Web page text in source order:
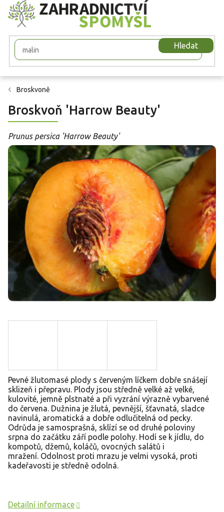
Přejít
na
obsah
Hledat
Broskvoně
Broskvoň 'Harrow Beauty'
Prunus persica 'Harrow Beauty'
Pevné žlutomasé plody s červeným líčkem dobře snášejí
sklizeň i přepravu. Plody jsou středně velké až velké,
kulovité, jemně plstnaté a při vyzrání výrazně vybarvené
do červena. Dužnina je žlutá, pevnější, šťavnatá, sladce
navinulá, aromatická a dobře odlučitelná od pecky.
Odrůda je samosprašná, sklízí se od druhé poloviny
srpna do začátku září podle polohy. Hodí se k jídlu, do
kompotů, džemů, koláčů, ovocných salátů i
mražení. Odolnost proti mrazu je velmi vysoká, proti
kadeřavosti je středně odolná.
Detailní informace